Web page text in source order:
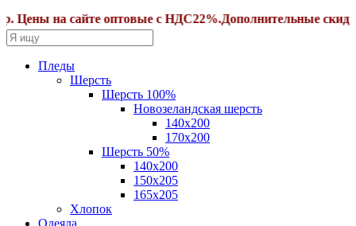
сайте оптовые с НДС22%.Дополнительные скидки от
Пледы
Шерсть
Шерсть 100%
Новозеландская шерсть
140х200
170x200
Шерсть 50%
140x200
150х205
165х205
Хлопок